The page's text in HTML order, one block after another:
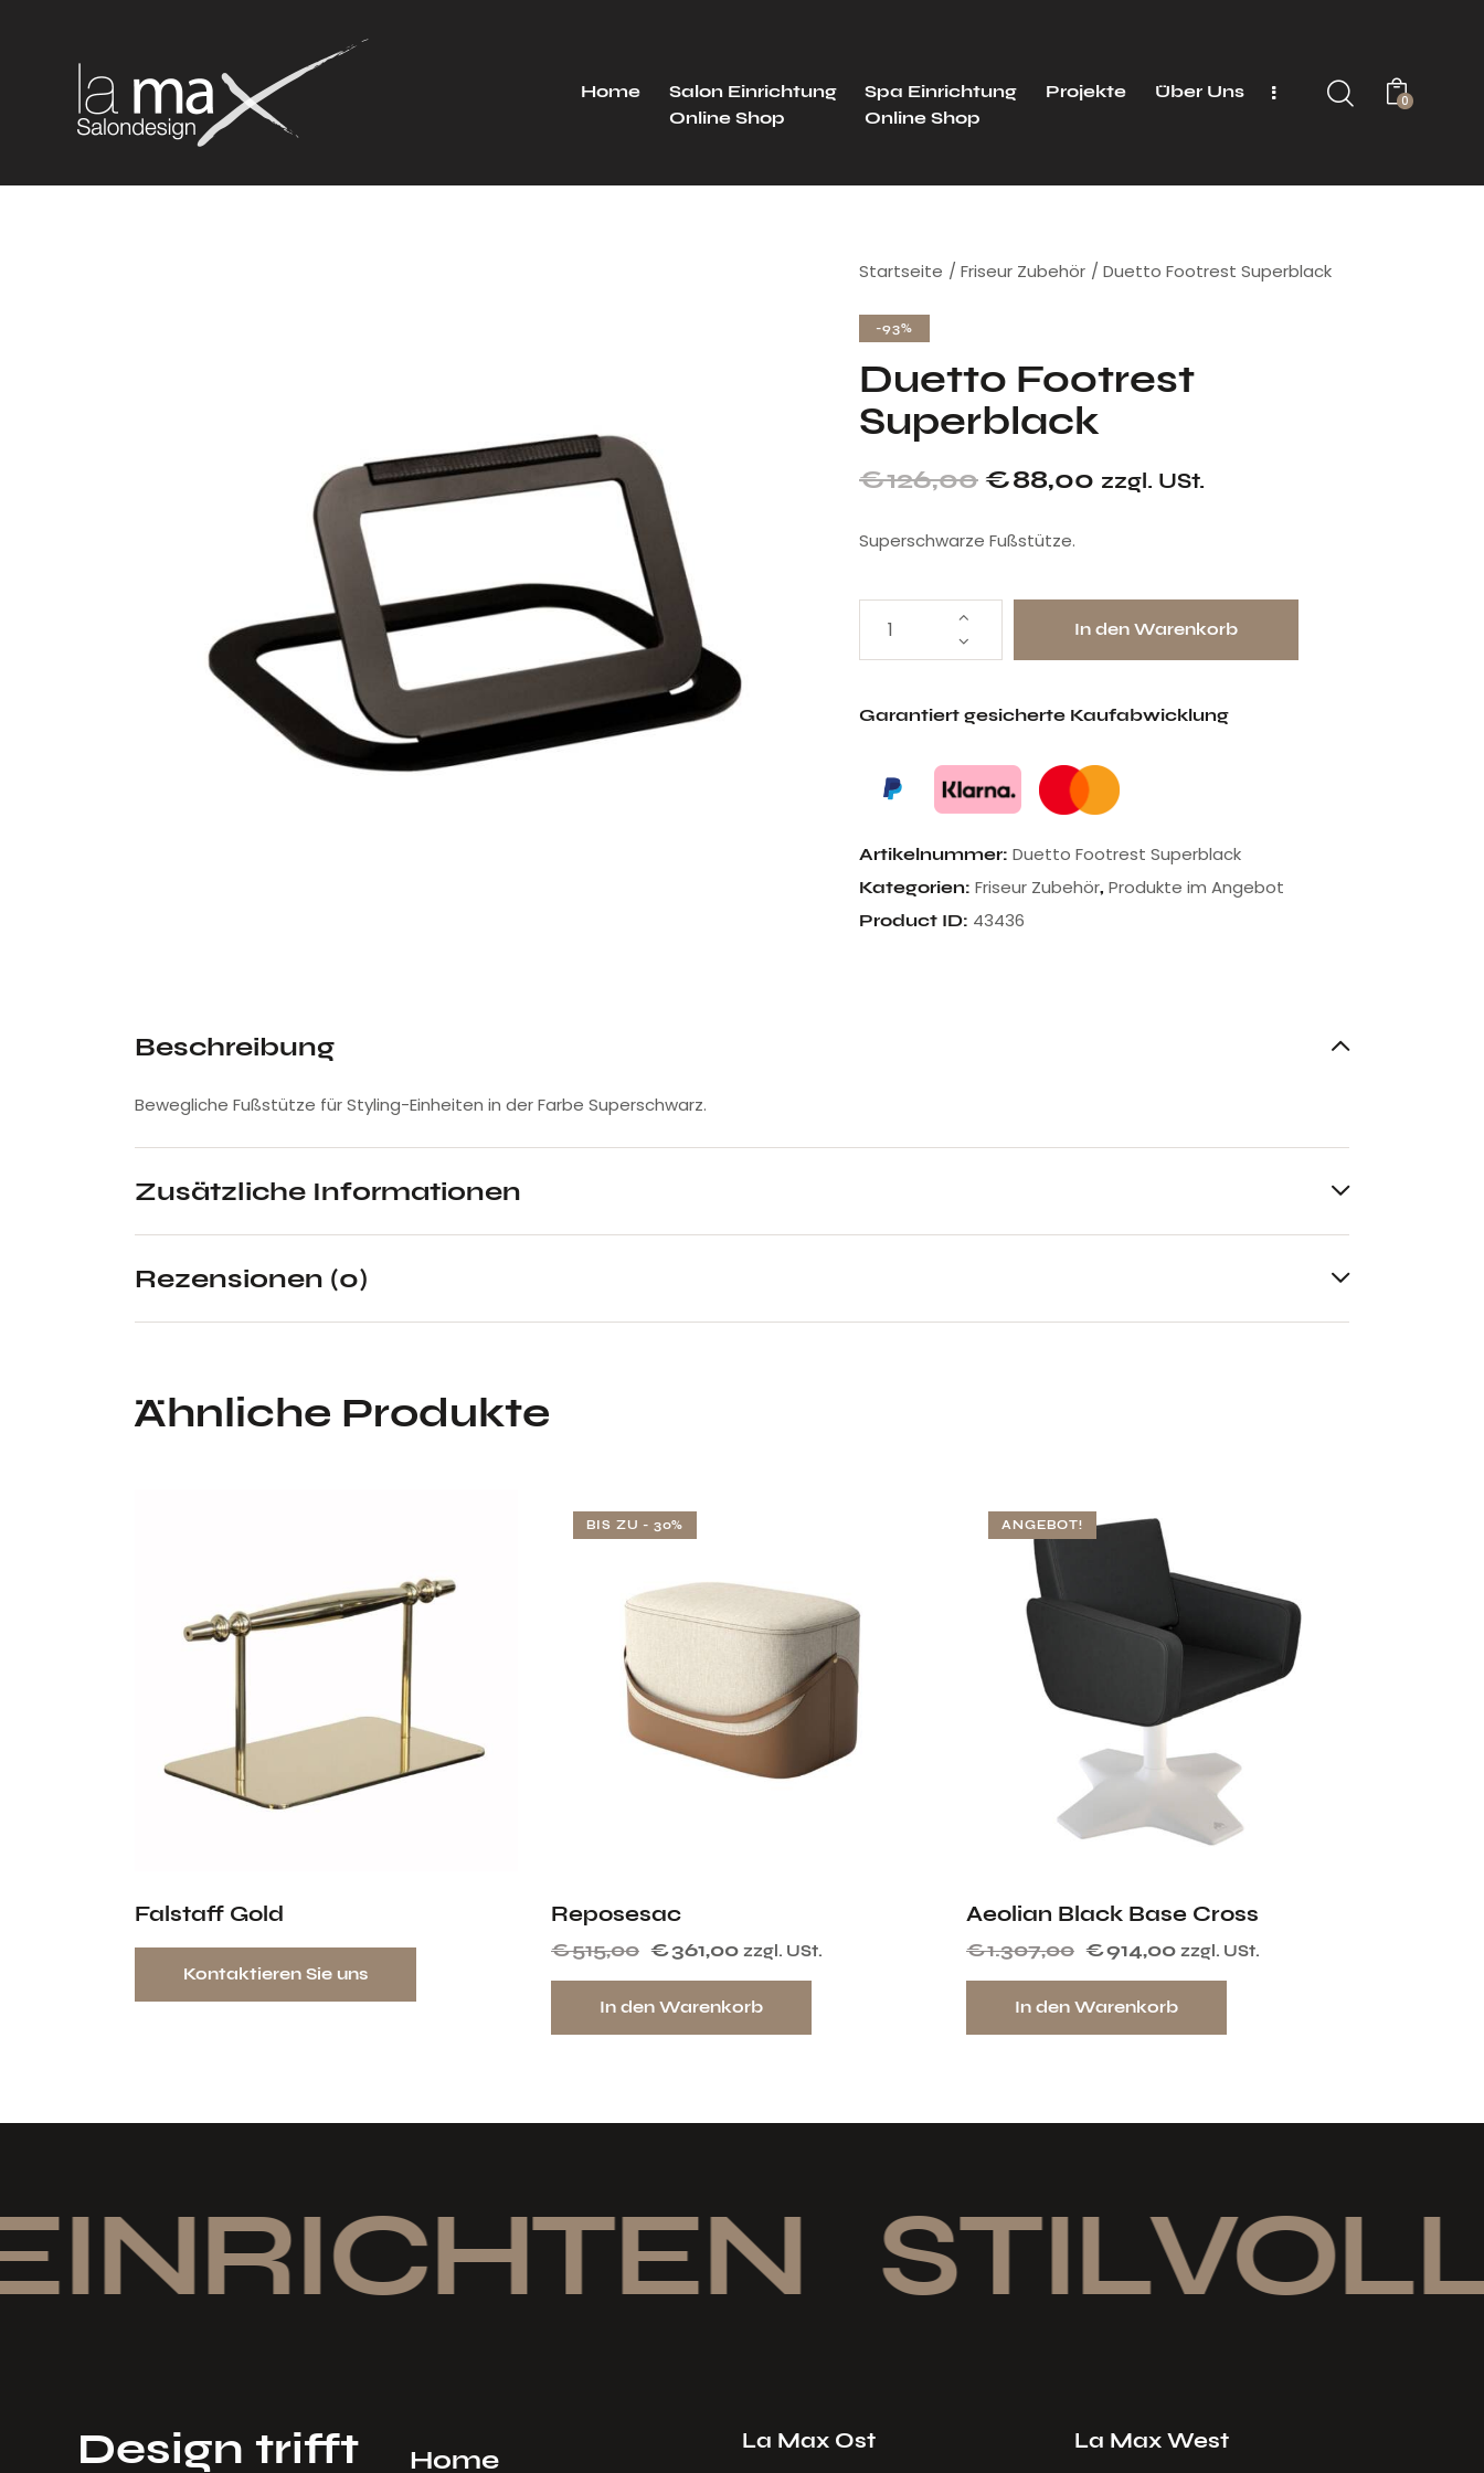
Home
Salon Einrichtung
Online Shop
Spa Einrichtung
Online Shop
Projekte Über Uns 0
Startseite Friseur Zubehör Duetto Footrest Superblack
-93%
Duetto Footrest
Superblack
€126,00 €88,00 zzgl. USt.
Superschwarze Fußstütze.
In den Warenkorb
Garantiert gesicherte Kaufabwicklung
Artikelnummer: Duetto Footrest Superblack
Kategorien: Friseur Zubehör, Produkte im Angebot
Product ID: 43436
Beschreibung
Bewegliche Fußstütze für Styling-Einheiten in der Farbe Superschwarz.
Zusätzliche Informationen
Rezensionen (0)
Ähnliche Produkte
Falstaff Gold
Kontaktieren Sie uns
BIS ZU - 30%
Reposesac
€515,00 €361,00 zzgl. USt.
In den Warenkorb
ANGEBOT!
Aeolian Black Base Cross
€1.307,00 €914,00 zzgl. USt.
In den Warenkorb
Design trifft
Home
La Max Ost La Max West